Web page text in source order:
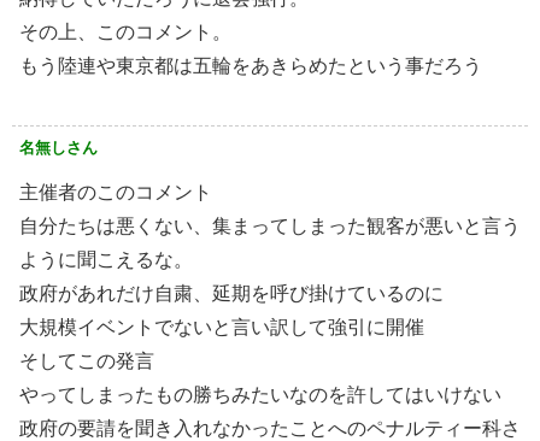
その上、このコメント。
もう陸連や東京都は五輪をあきらめたという事だろう
名無しさん
主催者のこのコメント
自分たちは悪くない、集まってしまった観客が悪いと言う
ように聞こえるな。
政府があれだけ自粛、延期を呼び掛けているのに
大規模イベントでないと言い訳して強引に開催
そしてこの発言
やってしまったもの勝ちみたいなのを許してはいけない
政府の要請を聞き入れなかったことへのペナルティー科さ